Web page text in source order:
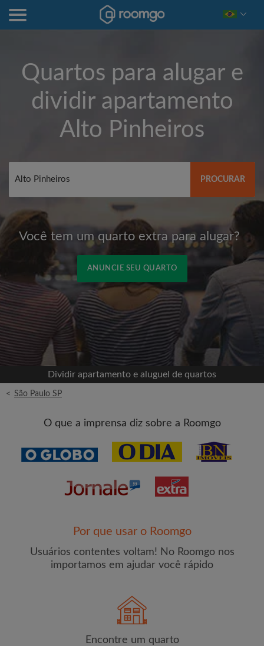
Quartos para alugar e
dividir apartamento
Alto Pinheiros
PROCURAR
Você tem um quarto extra para alugar?
ANUNCIE SEU QUARTO
Cadastrar-se com o Facebook
Jamais publicaremos na sua linha do tempo sem
sua permissão
OU
Dividir apartamento e aluguel de quartos
< São Paulo SP
O que a imprensa diz sobre a Roomgo
Por que usar o Roomgo
Usuários contentes voltam! No Roomgo nos
importamos em ajudar você rápido
Encontre um quarto